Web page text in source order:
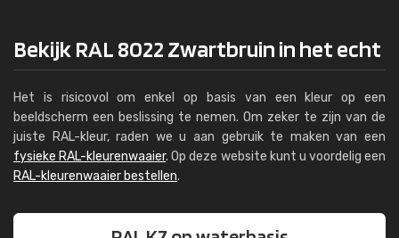
Bekijk RAL 8022 Zwartbruin in het echt
Het is risicovol om enkel op basis van een kleur op een
beeldscherm een beslissing te nemen. Om zeker te zijn van de
juiste RAL-kleur, raden we u aan gebruik te maken van een
fysieke RAL-kleurenwaaier. Op deze website kunt u voordelig een
RAL-kleurenwaaier bestellen.